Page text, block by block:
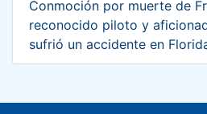
Conmoción por muerte de
reconocido piloto y
sufrió un accidente en